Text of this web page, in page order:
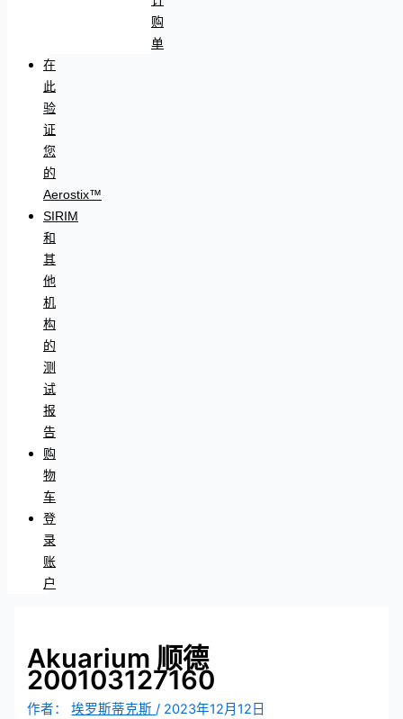
购
单
在
此
验
证
您
的
Aerostix™
SIRIM
和
其
他
机
构
的
测
试
报
告
购
物
车
登
录
账
户
Akuarium 顺德
200103127160
作者： 埃罗斯蒂克斯/ 2023年12月12日